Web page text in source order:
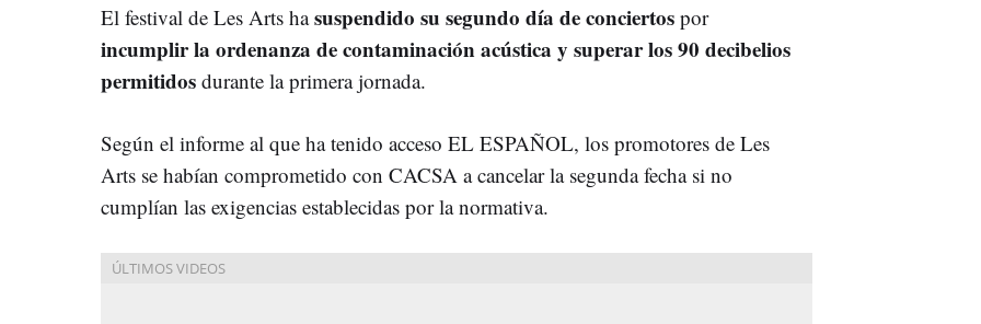
El festival de Les Arts hasuspendido su segundo día de conciertos por
incumplirla ordenanza de contaminación acústica y superarlos 90 decibelios
permitidos durante la primera jornada.
Según el informe al que ha tenido acceso EL ESPAÑOL, los promotores de Les
Arts se habían comprometido con CACSA a cancelar la segunda fecha si no
cumplían las exigencias establecidas por la normativa.